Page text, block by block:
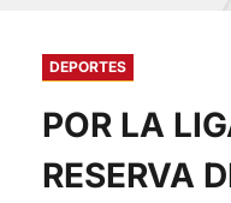
DEPORTES
POR LA
RESERVA